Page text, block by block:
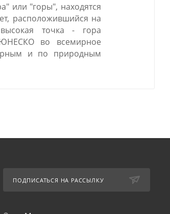
или "горы", находятся
расположившийся на
точка - гора
во всемирное
и по природным
ПОДПИСАТЬСЯ НА РАССЫЛКУ